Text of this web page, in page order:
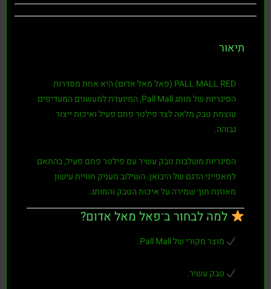
תיאור
PALL MALL RED (פאל מאל אדום)
היא אחת מסדרות
הסיגריות של מותגPall Mall, המיועדת למעשנים המעדיפים
עוצמת טבק מלאה לצד פילטר פחם פעיל ואיכות ייצור
גבוהה.
הסיגריות משלבותטבק עשירעםפילטר פחם פעיל, בהתאם
למאפייני הדגם של היבואן. השילוב מעניק חוויית עישון
מאוזנת תוך שמירה על איכות הטבק והמותג.
למה לבחור ב־פאל מאל אדום?
מוצר מקורי של Pall Mall.
טבק עשיר.